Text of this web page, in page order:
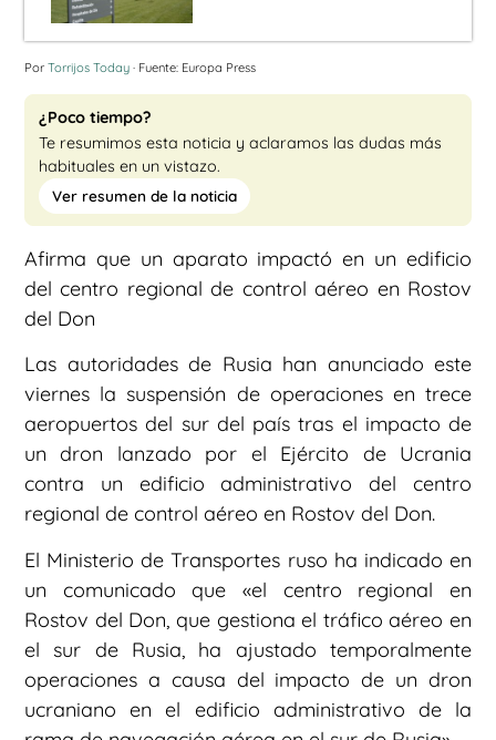
Por Torrijos Today · Fuente: Europa Press
¿Poco tiempo?
Te resumimos esta noticia y aclaramos las dudas más
habituales en un vistazo.
Ver resumen de la noticia
Afirma que un aparato impactó en un edificio
del centro regional de control aéreo en Rostov
del Don
Las autoridades de Rusia han anunciado este
viernes la suspensión de operaciones en trece
aeropuertos del sur del país tras el impacto de
un dron lanzado por el Ejército de Ucrania
contra un edificio administrativo del centro
regional de control aéreo en Rostov del Don.
El Ministerio de Transportes ruso ha indicado en
un comunicado que «el centro regional en
Rostov del Don, que gestiona el tráfico aéreo en
el sur de Rusia, ha ajustado temporalmente
operaciones a causa del impacto de un dron
ucraniano en el edificio administrativo de la